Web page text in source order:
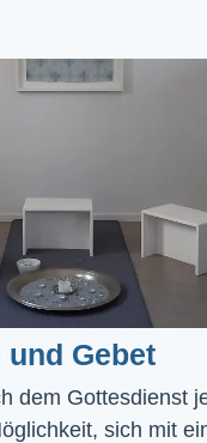
und Gebet
dem Gottesdienst
sich mit